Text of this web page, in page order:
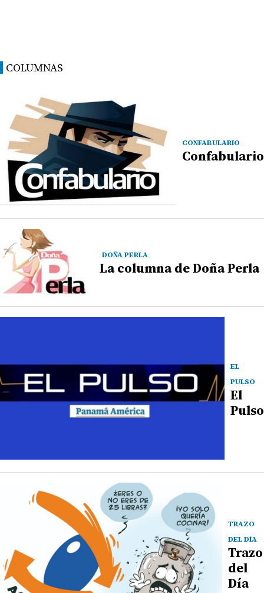
COLUMNAS
CONFABULARIO
Confabulario
DOÑA PERLA
La columna de Doña Perla
EL
PULSO
El
Pulso
TRAZO
DEL DÍA
Trazo
del
Día